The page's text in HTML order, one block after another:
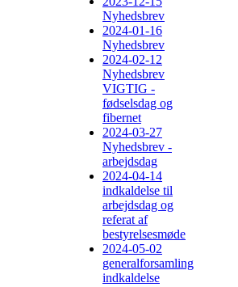
Nyhedsbrev
2024-01-16
Nyhedsbrev
2024-02-12
Nyhedsbrev
VIGTIG -
fødselsdag og
fibernet
2024-03-27
Nyhedsbrev -
arbejdsdag
2024-04-14
indkaldelse til
arbejdsdag og
referat af
bestyrelsesmøde
2024-05-02
generalforsamling
indkaldelse